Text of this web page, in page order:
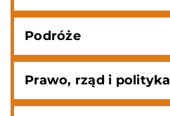
Podróże
Prawo, rząd i polityka